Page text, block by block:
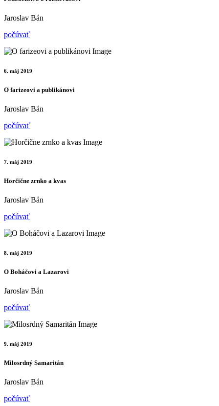
Jaroslav Bán
počúvať
6. máj 2019
O farizeovi a publikánovi
Jaroslav Bán
počúvať
7. máj 2019
Horčične zrnko a kvas
Jaroslav Bán
počúvať
8. máj 2019
O Boháčovi a Lazarovi
Jaroslav Bán
počúvať
9. máj 2019
Milosrdný Samaritán
Jaroslav Bán
počúvať